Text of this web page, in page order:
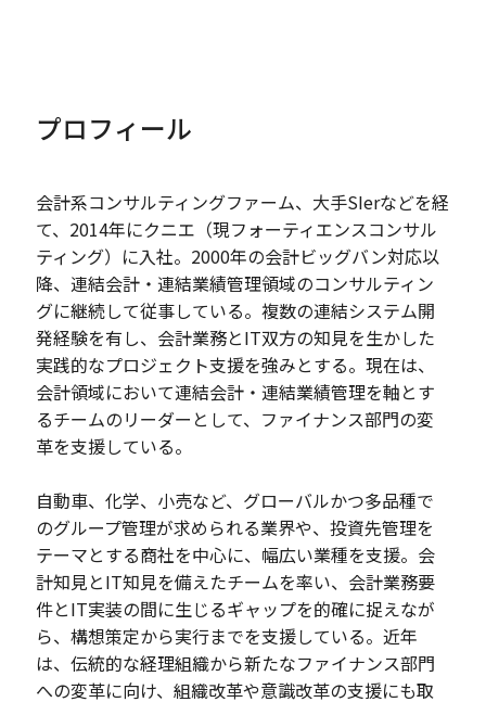
プロフィール
会計系コンサルティングファーム、大手SIerなどを経
て、2014年にクニエ（現フォーティエンスコンサル
ティング）に入社。2000年の会計ビッグバン対応以
降、連結会計・連結業績管理領域のコンサルティン
グに継続して従事している。複数の連結システム開
発経験を有し、会計業務とIT双方の知見を生かした
実践的なプロジェクト支援を強みとする。現在は、
会計領域において連結会計・連結業績管理を軸とす
るチームのリーダーとして、ファイナンス部門の変
革を支援している。
自動車、化学、小売など、グローバルかつ多品種で
のグループ管理が求められる業界や、投資先管理を
テーマとする商社を中心に、幅広い業種を支援。会
計知見とIT知見を備えたチームを率い、会計業務要
件とIT実装の間に生じるギャップを的確に捉えなが
ら、構想策定から実行までを支援している。近年
は、伝統的な経理組織から新たなファイナンス部門
への変革に向け、組織改革や意識改革の支援にも取